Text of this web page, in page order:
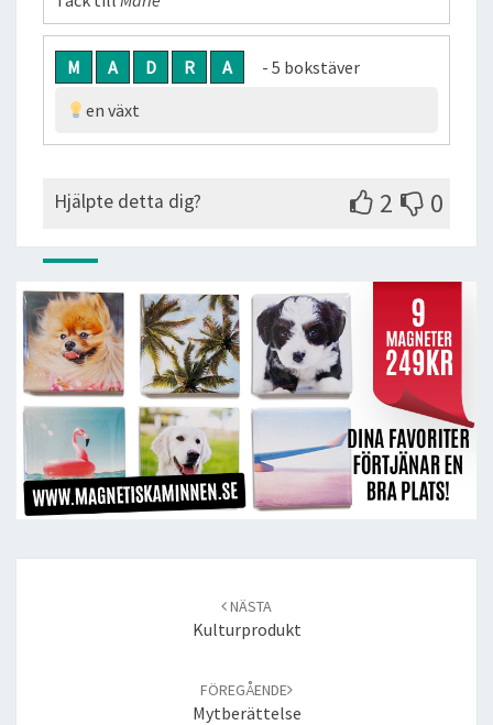
M A D R A
- 5 bokstäver
en växt
Hjälpte detta dig? 2 0
NÄSTA
Kulturprodukt
FÖREGÅENDE
Mytberättelse